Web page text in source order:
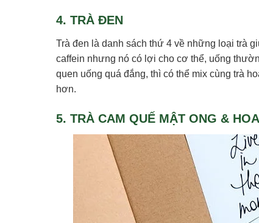
4. TRÀ ĐEN
Trà đen là danh sách thứ 4 về những loại trà
caffein nhưng nó có lợi cho cơ thể, uống
quen uống quá đắng, thì có thể mix cùng trà
hơn.
5. TRÀ CAM QUẾ MẬT ONG &